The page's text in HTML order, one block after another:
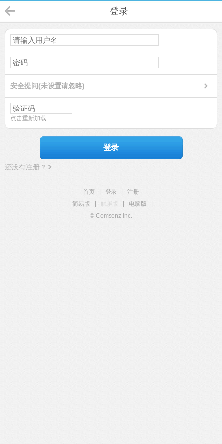
登录
安全提问(未设置请忽略)
点击重新加载
登录
还没有注册？
首页 登录
注册
简易版
触屏版 电脑版
© Comsenz Inc.